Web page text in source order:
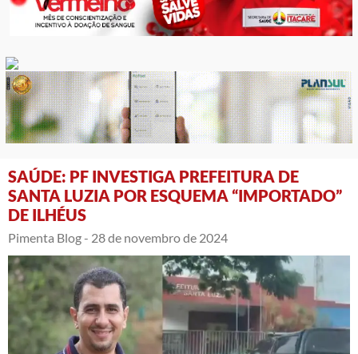
SAÚDE: PF INVESTIGA PREFEITURA DE
SANTA LUZIA POR ESQUEMA “IMPORTADO”
DE ILHÉUS
Pimenta Blog - 28 de novembro de 2024